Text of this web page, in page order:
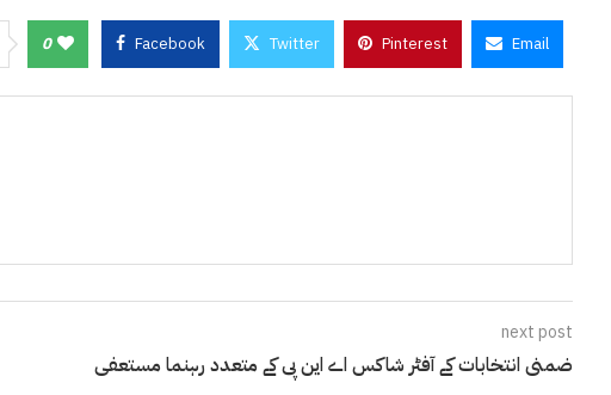
0 Facebook Twitter Pinterest Email
next post
ضمنی انتخابات کے آفٹر شاکس اے این پی کے متعدد رہنما مستعفی